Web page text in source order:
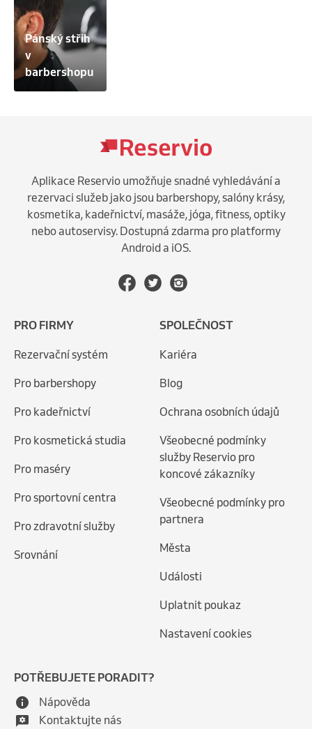
Pánský střih
v
barbershopu
Aplikace Reservio umožňuje snadné vyhledávání a
rezervaci služeb jako jsou barbershopy, salóny krásy,
kosmetika, kadeřnictví, masáže, jóga, fitness, optiky
nebo autoservisy. Dostupná zdarma pro platformy
Android a iOS.
PRO FIRMY
Rezervační systém
Pro barbershopy
Pro kadeřnictví
Pro kosmetická studia
Pro maséry
Pro sportovní centra
Pro zdravotní služby
Srovnání
SPOLEČNOST
Kariéra
Blog
Ochrana osobních údajů
Všeobecné podmínky
služby Reservio pro
koncové zákazníky
Všeobecné podmínky pro
partnera
Města
Události
Uplatnit poukaz
Nastavení cookies
POTŘEBUJETE PORADIT?
Nápověda
Kontaktujte nás